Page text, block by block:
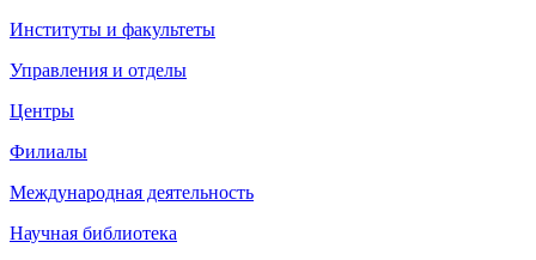
Институты и факультеты
Управления и отделы
Центры
Филиалы
Международная деятельность
Научная библиотека